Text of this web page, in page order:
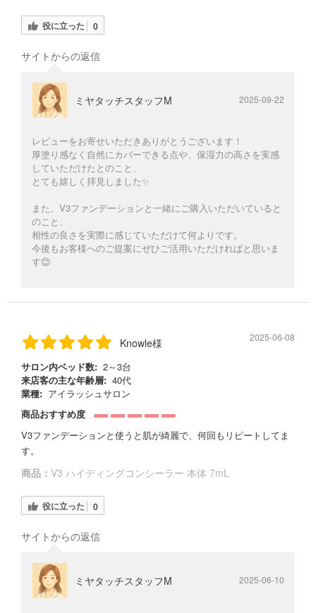
役に立った 0
サイトからの返信
ミヤタッチスタッフM 2025-09-22
レビューをお寄せいただきありがとうございます！
厚塗り感なく自然にカバーできる点や、保湿力の高さを実感
していただけたとのこと、
とても嬉しく拝見しました✨
また、V3ファンデーションと一緒にご購入いただいていると
のこと、
相性の良さを実際に感じていただけて何よりです。
今後もお客様へのご提案にぜひご活用いただければと思いま
す😊
Knowle様 2025-06-08
サロン内ベッド数: 2～3台
来店客の主な年齢層: 40代
業種: アイラッシュサロン
商品おすすめ度
V3ファンデーションと使うと肌が綺麗で、何回もリピートしてま
す。
商品： V3 ハイディングコンシーラー 本体 7mL
役に立った 0
サイトからの返信
ミヤタッチスタッフM 2025-06-10